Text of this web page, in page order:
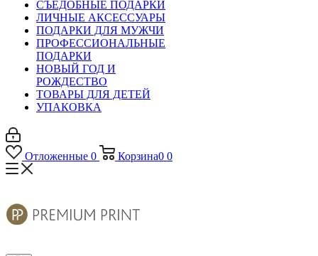
СЪЕДОБНЫЕ ПОДАРКИ
ЛИЧНЫЕ АКСЕССУАРЫ
ПОДАРКИ ДЛЯ МУЖЧИ
ПРОФЕССИОНАЛЬНЫЕ
ПОДАРКИ
НОВЫЙ ГОД И
РОЖДЕСТВО
ТОВАРЫ ДЛЯ ДЕТЕЙ
УПАКОВКА
Отложенные 0 Корзина0 0